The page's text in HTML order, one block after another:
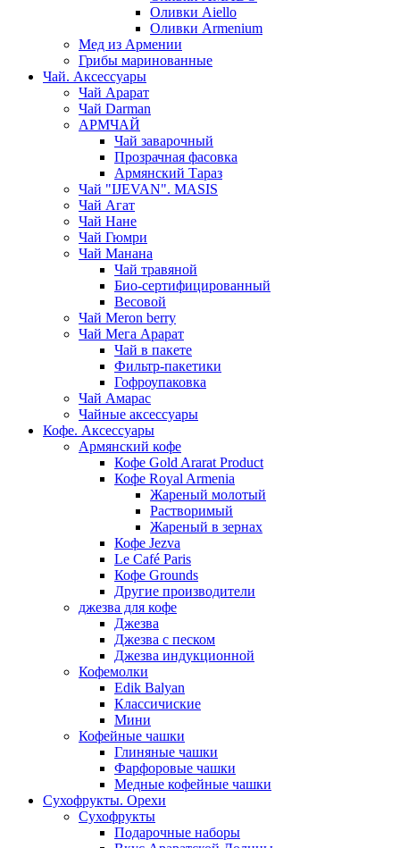
Оливки Aiello
Оливки Armenium
Мед из Армении
Грибы маринованные
Чай. Аксессуары
Чай Арарат
Чай Darman
АРМЧАЙ
Чай заварочный
Прозрачная фасовка
Армянский Тараз
Чай "IJEVAN". MASIS
Чай Агат
Чай Нане
Чай Гюмри
Чай Манана
Чай травяной
Био-сертифицированный
Весовой
Чай Meron berry
Чай Мега Арарат
Чай в пакете
Фильтр-пакетики
Гофроупаковка
Чай Амарас
Чайные аксессуары
Кофе. Аксессуары
Армянский кофе
Кофе Gold Ararat Product
Кофе Royal Armenia
Жареный молотый
Растворимый
Жареный в зернах
Кофе Jezva
Le Café Paris
Кофе Grounds
Другие производители
джезва для кофе
Джезва
Джезва с песком
Джезва индукционной
Кофемолки
Edik Balyan
Классичиские
Мини
Кофейные чашки
Глиняные чашки
Фарфоровые чашки
Медные кофейные чашки
Сухофрукты. Орехи
Сухофрукты
Подарочные наборы